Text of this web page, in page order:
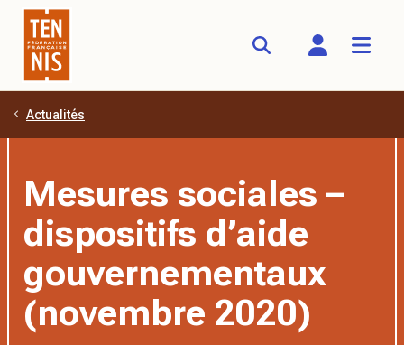
Aller au contenu principal
Actualités
Mesures sociales –
dispositifs d’aide
gouvernementaux
(novembre 2020)